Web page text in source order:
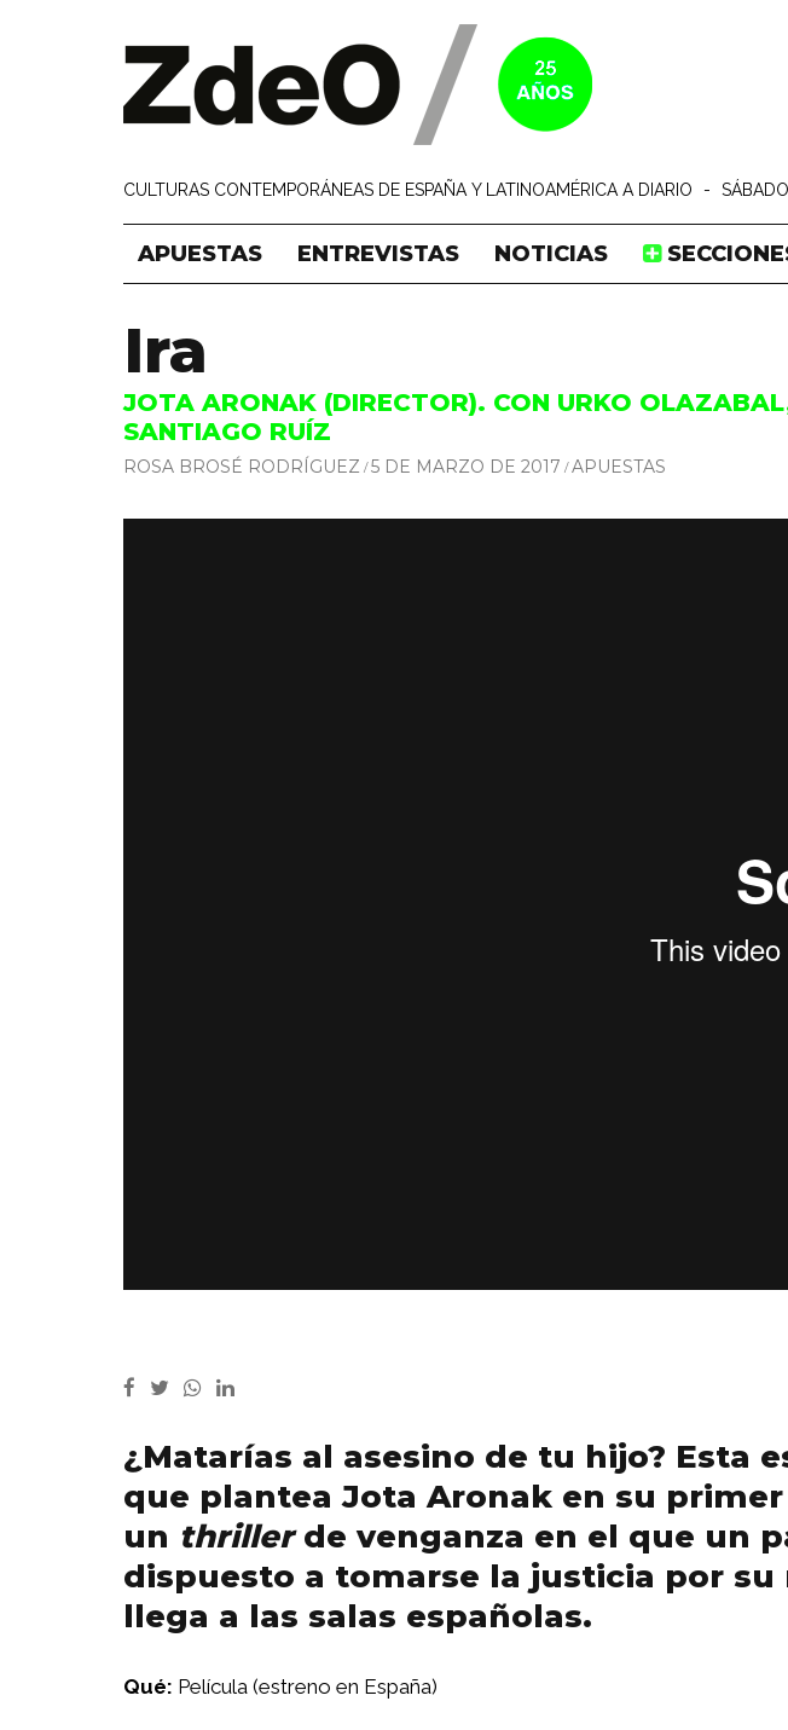
CULTURAS CONTEMPORÁNEAS DE ESPAÑA Y LATINOAMÉRICA A DIARIO -
APUESTAS ENTREVISTAS NOTICIAS
Ira
JOTA ARONAK (DIRECTOR). CON URKO
SANTIAGO RUÍZ
ROSA BROSÉ RODRÍGUEZ 5 DE MARZO DE 2017 APUESTAS
¿Matarías al asesino de tu hijo? Esta
que plantea Jota Aronak en su
un thrillerde venganza en el que un
dispuesto a tomarse la justicia por su
llega a las salas españolas.
Qué: Película (estreno en España)